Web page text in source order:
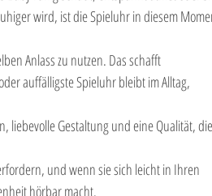
wird, ist die Spieluhr in diesem
Anlass zu nutzen. Das schafft
auffälligste Spieluhr bleibt im Alltag,
liebevolle Gestaltung und eine Qualität, die
und wenn sie sich leicht in Ihren
hörbar macht.